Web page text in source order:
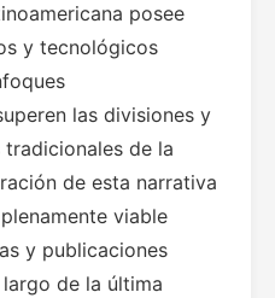
posee
y tecnológicos
las divisiones y
de la
de esta narrativa
viable
y publicaciones
de la última